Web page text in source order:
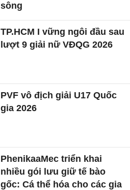
sông
TP.HCM I vững ngôi đầu sau
lượt 9 giải nữ VĐQG 2026
PVF vô địch giải U17 Quốc
gia 2026
PhenikaaMec triển khai
nhiều gói lưu giữ tế bào
gốc: Cá thể hóa cho các gia